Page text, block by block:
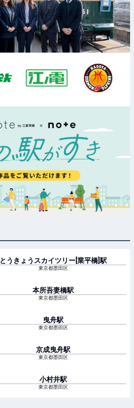
とうきょうスカイツリー[業平橋] 駅
東京都墨田区
本所吾妻橋駅
東京都墨田区
曳舟駅
東京都墨田区
京成曳舟駅
東京都墨田区
小村井駅
東京都墨田区